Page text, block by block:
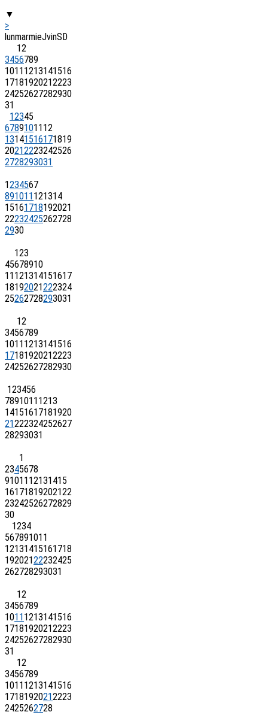
▼
>
lunmarmieJvinS D
12
3456789
1011 1213141516
17181920212223
24252627282930
31
12345
67891011 12
13141516171819
20212223242526
2728293031
1234567
891011 121314
15161718192021
22232425262728
2930
123
45678910
11 121314151617
18192021222324
25262728293031
12
3456789
1011 1213141516
17181920212223
24252627282930
123456
7891011 1213
14151617181920
21222324252627
28293031
1
2345678
91011 12131415
16171819202122
23242526272829
30
1234
567891011
12131415161718
19202122232425
262728293031
12
3456789
1011 1213141516
17181920212223
24252627282930
31
12
3456789
1011 1213141516
17181920212223
2425262728